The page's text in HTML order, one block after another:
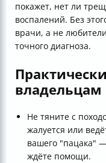
покажет, нет ли
воспалений. Без
врачи, а не
точного диагноза.
владельцам
Не тяните с
жалуется или
вашего "пацака"
ждёте помощи.